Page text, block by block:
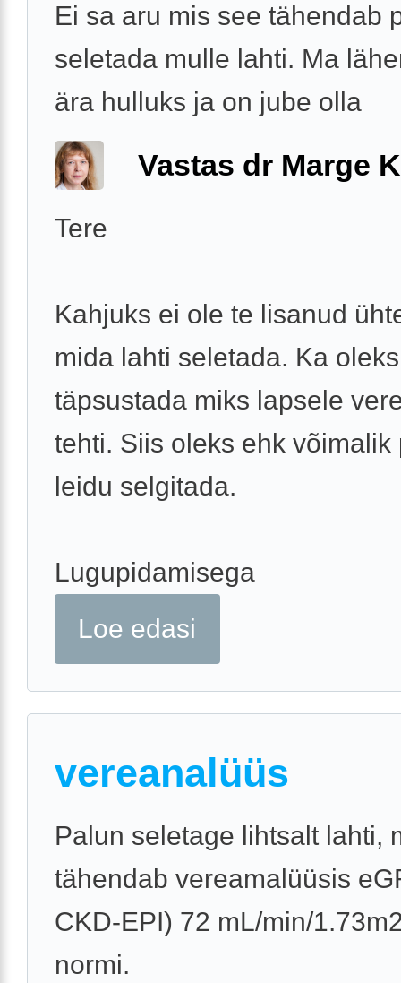
Ei sa aru mis see tähendab
seletada mulle lahti. Ma
ära hulluks ja on jube olla
Vastas dr Marge
Tere
Kahjuks ei ole te lisanud
mida lahti seletada. Ka
täpsustada miks lapsele
tehti. Siis oleks ehk võimalik
leidu selgitada.
Lugupidamisega
Loe edasi
vereanalüüs
Palun seletage lihtsalt lahti,
tähendab vereamalüüsis
CKD-EPI) 72 mL/min/
normi.